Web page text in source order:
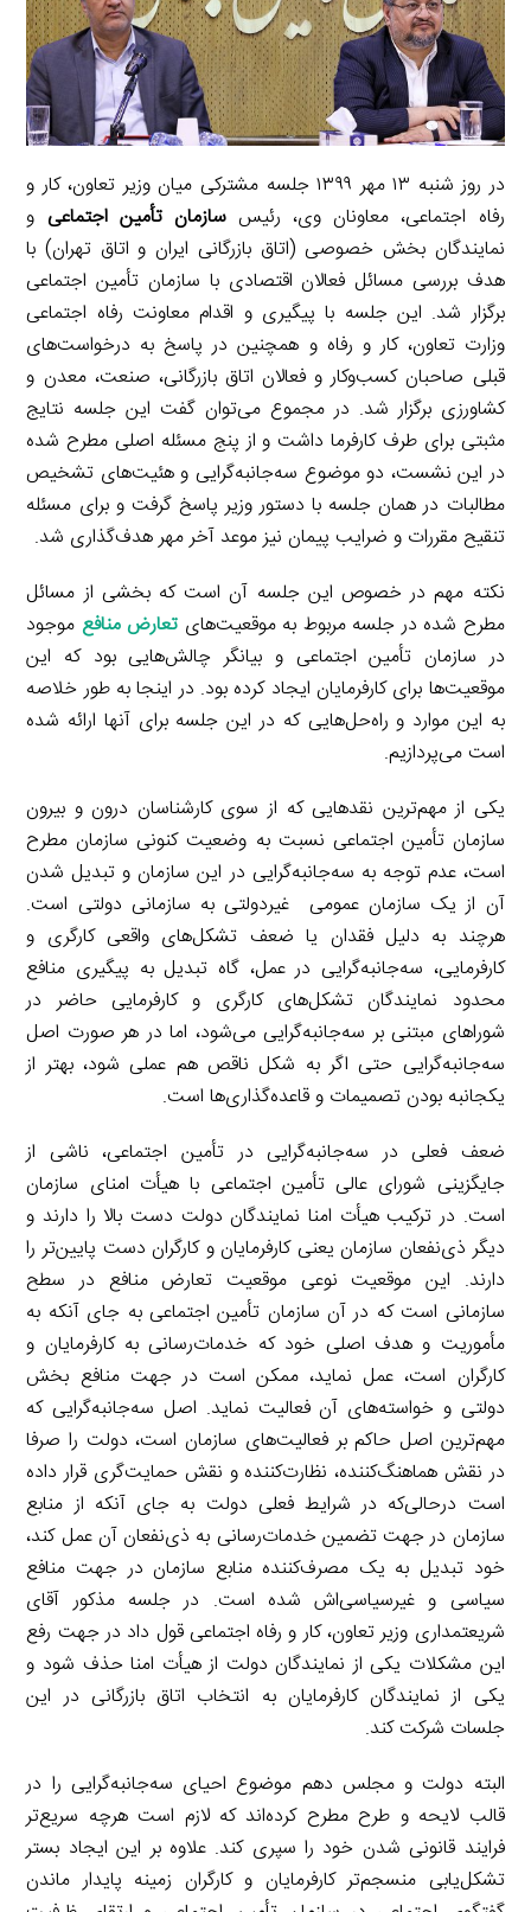
در روز شنبه ۱۳ مهر ۱۳۹۹ جلسه مشترکی میان وزیر تعاون، کار و
رفاه اجتماعی، معاونان وی، رئیسسازمان تأمین اجتماعی و
نمایندگان بخش خصوصی (اتاق بازرگانی ایران و اتاق تهران) با
هدف بررسی مسائل فعالان اقتصادی با سازمان تأمین اجتماعی
برگزار شد. این جلسه با پیگیری و اقدام معاونت رفاه اجتماعی
وزارت تعاون، کار و رفاه و همچنین در پاسخ به درخواست‌های
قبلی صاحبان کسب‌وکار و فعالان اتاق بازرگانی، صنعت، معدن و
کشاورزی برگزار شد. در مجموع می‌توان گفت این جلسه نتایج
مثبتی برای طرف کارفرما داشت و از پنج مسئله اصلی مطرح شده
در این نشست، دو موضوع سه‌جانبه‌گرایی و هئیت‌های تشخیص
مطالبات در همان جلسه با دستور وزیر پاسخ گرفت و برای مسئله
تنقیح مقررات و ضرایب پیمان نیز موعد آخر مهر هدف‌گذاری شد.
نکته مهم در خصوص این جلسه آن است که بخشی از مسائل
مطرح شده در جلسه مربوط به موقعیت‌های تعارض منافع موجود
در سازمان تأمین اجتماعی و بیانگر چالش‌هایی بود که این
موقعیت‌ها برای کارفرمایان ایجاد کرده بود. در اینجا به طور خلاصه
به این موارد و راه‌حل‌هایی که در این جلسه برای آنها ارائه شده
است می‌پردازیم.
یکی از مهم‌ترین نقدهایی که از سوی کارشناسان درون و بیرون
سازمان تأمین اجتماعی نسبت به وضعیت کنونی سازمان مطرح
است، عدم توجه به سه‌جانبه‌گرایی در این سازمان و تبدیل شدن
آن از یک سازمان عمومی غیردولتی به سازمانی دولتی است.
هرچند به دلیل فقدان یا ضعف تشکل‌های واقعی کارگری و
کارفرمایی، سه‌جانبه‌گرایی در عمل، گاه تبدیل به پیگیری منافع
محدود نمایندگان تشکل‌های کارگری و کارفرمایی حاضر در
شوراهای مبتنی بر سه‌جانبه‌گرایی می‌شود، اما در هر صورت اصل
سه‌جانبه‌گرایی حتی اگر به شکل ناقص هم عملی شود، بهتر از
یکجانبه بودن تصمیمات و قاعده‌گذاری‌ها است.
ضعف فعلی در سه‌جانبه‌گرایی در تأمین اجتماعی، ناشی از
جایگزینی شورای عالی تأمین اجتماعی با هیأت امنای سازمان
است. در ترکیب هیأت امنا نمایندگان دولت دست بالا را دارند و
دیگر ذی‌نفعان سازمان یعنی کارفرمایان و کارگران دست پایین‌تر را
دارند. این موقعیت نوعی موقعیت تعارض منافع در سطح
سازمانی است که در آن سازمان تأمین اجتماعی به جای آنکه به
مأموریت و هدف اصلی خود که خدمات‌رسانی به کارفرمایان و
کارگران است، عمل نماید، ممکن است در جهت منافع بخش
دولتی و خواسته‌های آن فعالیت نماید. اصل سه‌جانبه‌گرایی که
مهم‌ترین اصل حاکم بر فعالیت‌های سازمان است، دولت را صرفا
در نقش هماهنگ‌کننده، نظارت‌کننده و نقش حمایت‌گری قرار داده
است درحالی‌که در شرایط فعلی دولت به جای آنکه از منابع
سازمان در جهت تضمین خدمات‌رسانی به ذی‌نفعان آن عمل کند،
خود تبدیل به یک مصرف‌کننده منابع سازمان در جهت منافع
سیاسی و غیرسیاسی‌اش شده است. در جلسه مذکور آقای
شریعتمداری وزیر تعاون، کار و رفاه اجتماعی قول داد در جهت رفع
این مشکلات یکی از نمایندگان دولت از هیأت امنا حذف شود و
یکی از نمایندگان کارفرمایان به انتخاب اتاق بازرگانی در این
جلسات شرکت کند.
البته دولت و مجلس دهم موضوع احیای سه‌جانبه‌گرایی را در
قالب لایحه و طرح مطرح کرده‌اند که لازم است هرچه سریع‌تر
فرایند قانونی شدن خود را سپری کند. علاوه بر این ایجاد بستر
تشکل‌یابی منسجم‌تر کارفرمایان و کارگران زمینه پایدار ماندن